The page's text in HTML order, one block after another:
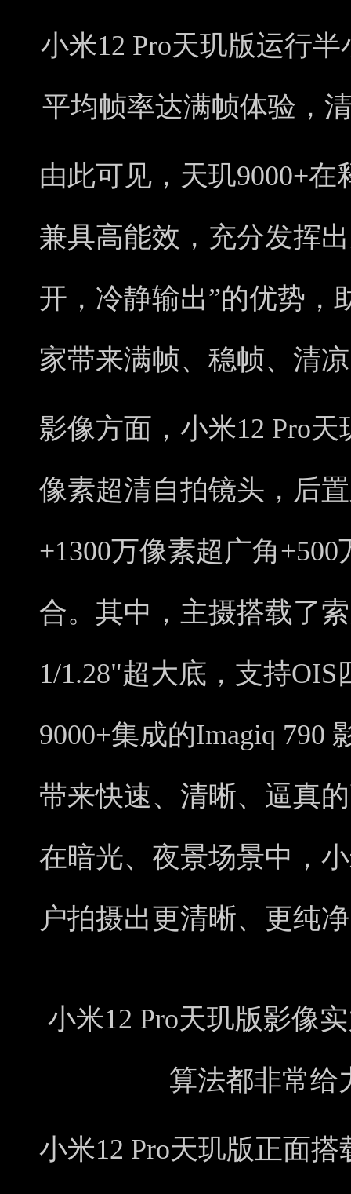
小米12 Pro天玑版运行
平均帧率达满帧体验，
由此可见，天玑9000+
兼具高能效，充分发挥
开，冷静输出”的优势，
家带来满帧、稳帧、清
影像方面，小米12 Pro
像素超清自拍镜头，后
+1300万像素超广角
合。其中，主摄搭载了
1/1.28"超大底，支持
9000+集成的Imagiq 790
带来快速、清晰、逼真
在暗光、夜景场景中，
户拍摄出更清晰、更纯
小米12 Pro天玑版影像
算法都非常给
小米12 Pro天玑版正面